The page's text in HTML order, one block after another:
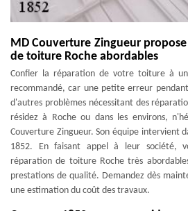
MD Couverture Zingueur
de toiture Roche abordables
Confier la réparation de votre toiture à
recommandé, car une petite erreur
d'autres problèmes nécessitant des
résidez à Roche ou dans les environs,
Couverture Zingueur. Son équipe intervient
1852. En faisant appel à leur société,
réparation de toiture Roche très
prestations de qualité. Demandez dès
une estimation du coût des travaux.